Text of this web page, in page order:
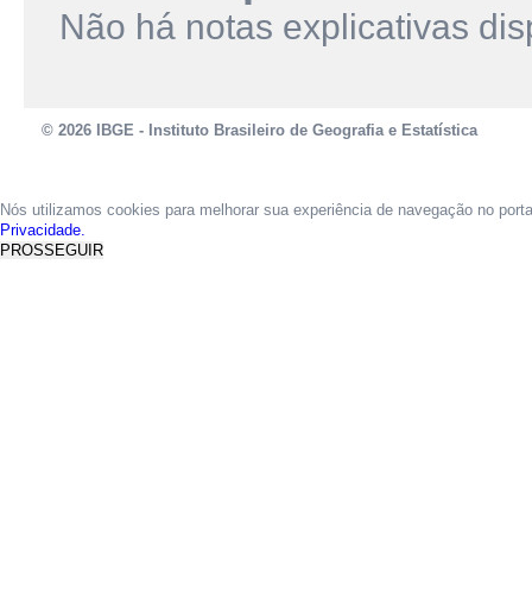
Não há notas explicativas
© 2026 IBGE - Instituto Brasileiro de Geografia e Estatística
Nós utilizamos cookies para melhorar sua experiência de navegação no
Privacidade.
PROSSEGUIR